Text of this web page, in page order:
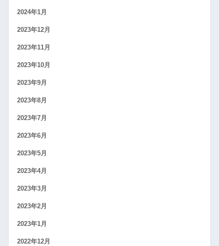
2024年1月
2023年12月
2023年11月
2023年10月
2023年9月
2023年8月
2023年7月
2023年6月
2023年5月
2023年4月
2023年3月
2023年2月
2023年1月
2022年12月